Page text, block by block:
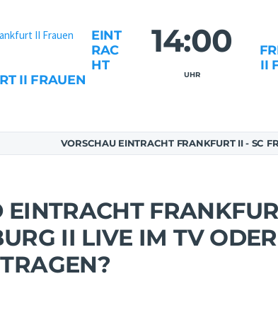
EINT
RAC
HT
II FRAUEN
14:00
UHR
II
VORSCHAU EINTRACHT FRANKFURT II - SC
II LIVE IM TV